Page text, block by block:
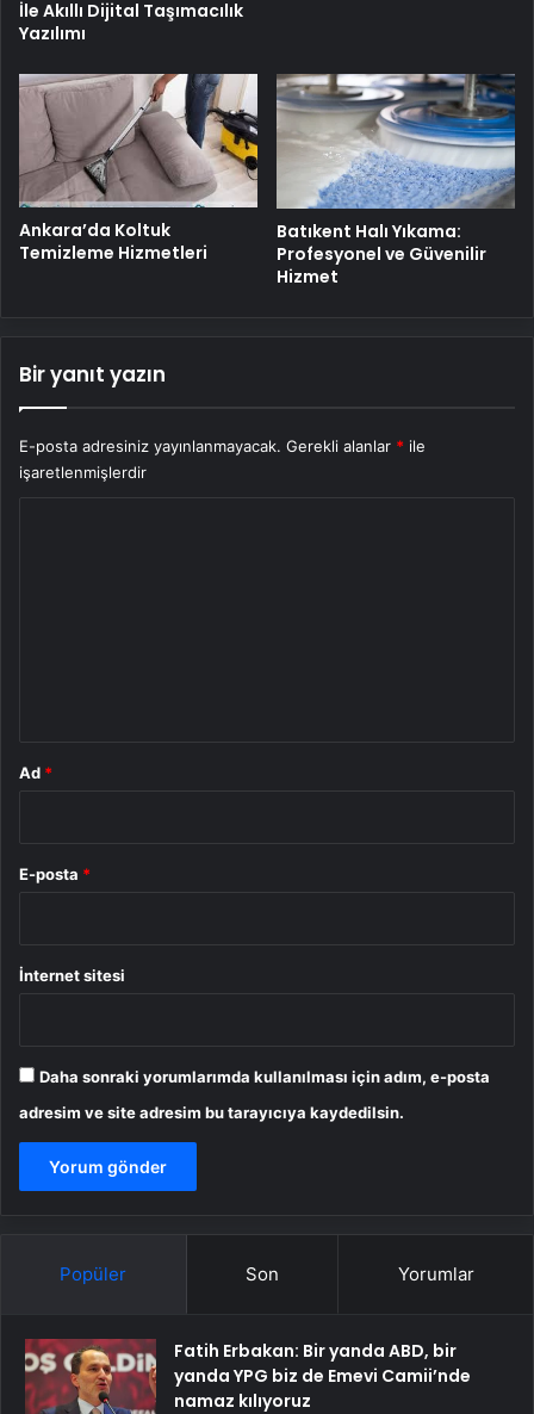
İle Akıllı Dijital Taşımacılık
Yazılımı
Ankara’da Koltuk
Temizleme Hizmetleri
Batıkent Halı Yıkama:
Profesyonel ve Güvenilir
Hizmet
Bir yanıt yazın
E-posta adresiniz yayınlanmayacak. Gerekli alanlar * ile
işaretlenmişlerdir
Ad *
E-posta *
İnternet sitesi
Daha sonraki yorumlarımda kullanılması için adım, e-posta
adresim ve site adresim bu tarayıcıya kaydedilsin.
Popüler Son Yorumlar
Fatih Erbakan: Bir yanda ABD, bir
yanda YPG biz de Emevi Camii’nde
namaz kılıyoruz